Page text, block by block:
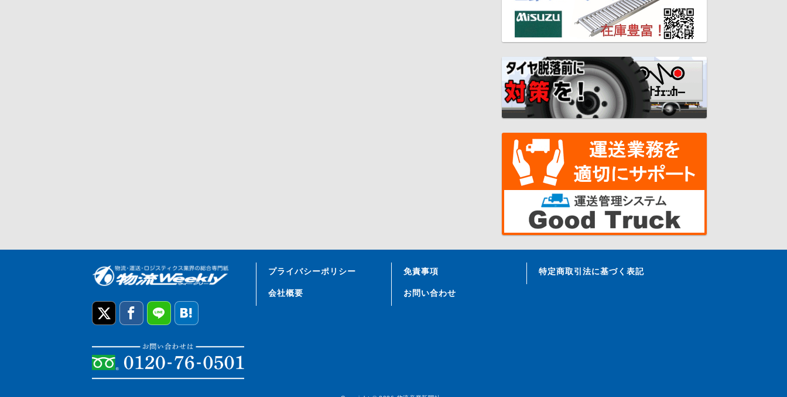
プライバシーポリシー 免責事項 特定商取引法に基づく表記
会社概要 お問い合わせ